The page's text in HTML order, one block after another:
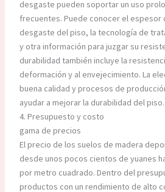
desgaste pueden soportar un uso
frecuentes. Puede conocer el espesor
desgaste del piso, la tecnología de
y otra información para juzgar su
durabilidad también incluye la
deformación y al envejecimiento. La
buena calidad y procesos de
ayudar a mejorar la durabilidad del piso.
4. Presupuesto y costo
gama de precios
El precio de los suelos de madera
desde unos pocos cientos de yuanes
por metro cuadrado. Dentro del
productos con un rendimiento de alto